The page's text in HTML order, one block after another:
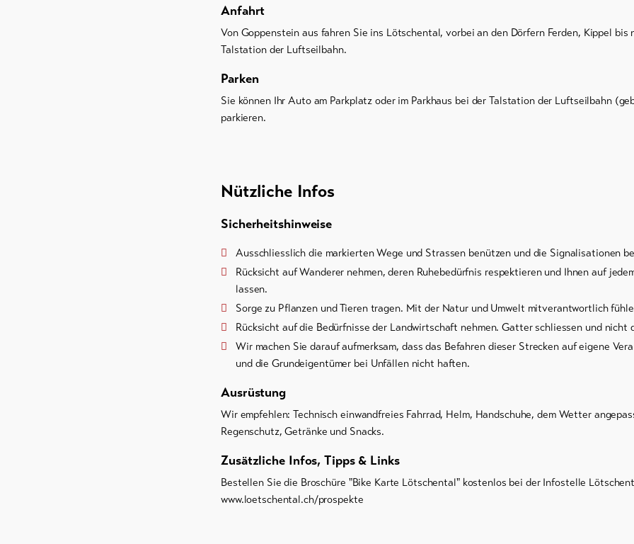
Anfahrt
Von Goppenstein aus fahren Sie ins Lötschental, vorbei an den Dörfern Ferden, Kippel bis
Talstation der Luftseilbahn.
Parken
Sie können Ihr Auto am Parkplatz oder im Parkhaus bei der Talstation der Luftseilbahn
parkieren.
Nützliche Infos
Sicherheitshinweise
Ausschliesslich die markierten Wege und Strassen benützen und die Signalisationen
Rücksicht auf Wanderer nehmen, deren Ruhebedürfnis respektieren und Ihnen auf
lassen.
Sorge zu Pflanzen und Tieren tragen. Mit der Natur und Umwelt mitverantwortlich
Rücksicht auf die Bedürfnisse der Landwirtschaft nehmen. Gatter schliessen und nicht
Wir machen Sie darauf aufmerksam, dass das Befahren dieser Strecken auf eigene
und die Grundeigentümer bei Unfällen nicht haften.
Ausrüstung
Wir empfehlen: Technisch einwandfreies Fahrrad, Helm, Handschuhe, dem Wetter
Regenschutz, Getränke und Snacks.
Zusätzliche Infos, Tipps & Links
Bestellen Sie die Broschüre "Bike Karte Lötschental" kostenlos bei der Infostelle
www.loetschental.ch/prospekte